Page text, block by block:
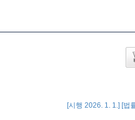
[시행 2026. 1. 1.] [법